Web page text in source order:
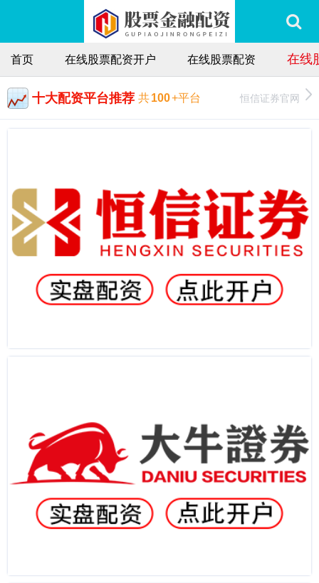
首页 在线股票配资开户 在线股票配资 在线
十大配资平台推荐 共100+平台 恒信证券官网